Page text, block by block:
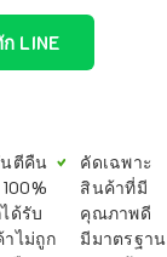
LINE
นตีคืน
ด้รับ
ไม่ถูก
คัดเฉพาะ
สินค้าที่มี
คุณภาพดี
มีมาตรฐาน